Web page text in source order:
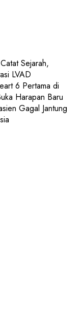
Sejarah,
LVAD
6 Pertama di
Harapan Baru
Gagal Jantung